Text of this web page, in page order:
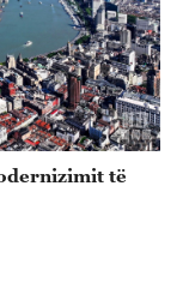
të